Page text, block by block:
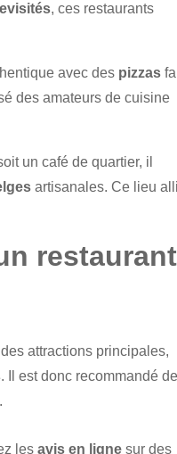
, ces restaurants
avec des pizzas
des amateurs de cuisine
un café de quartier, il
artisanales. Ce lieu
attractions principales,
. Il est donc recommandé
lesavis en ligne sur des